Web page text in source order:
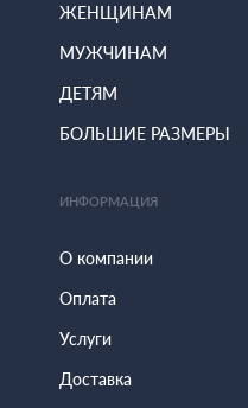
ЖЕНЩИНАМ
МУЖЧИНАМ
ДЕТЯМ
БОЛЬШИЕ РАЗМЕРЫ
ИНФОРМАЦИЯ
О компании
Оплата
Услуги
Доставка